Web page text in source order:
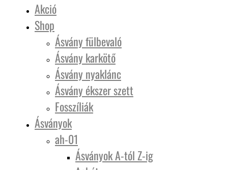
Akció
Shop
Ásvány fülbevaló
Ásvány karkötő
Ásvány nyaklánc
Ásvány ékszer szett
Fosszíliák
Ásványok
ah-01
Ásványok A-tól Z-ig